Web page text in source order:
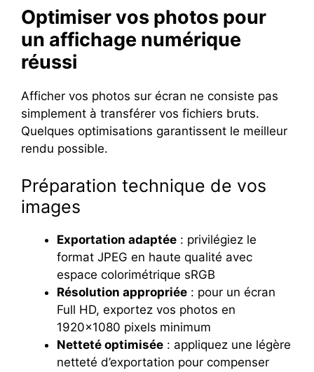
Optimiser vos photos pour
un affichage numérique
réussi
Afficher vos photos sur écran ne consiste pas
simplement à transférer vos fichiers bruts.
Quelques optimisations garantissent le meilleur
rendu possible.
Préparation technique de vos
images
Exportation adaptée : privilégiez le
format JPEG en haute qualité avec
espace colorimétrique sRGB
Résolution appropriée : pour un écran
Full HD, exportez vos photos en
1920×1080 pixels minimum
Netteté optimisée : appliquez une légère
netteté d’exportation pour compenser